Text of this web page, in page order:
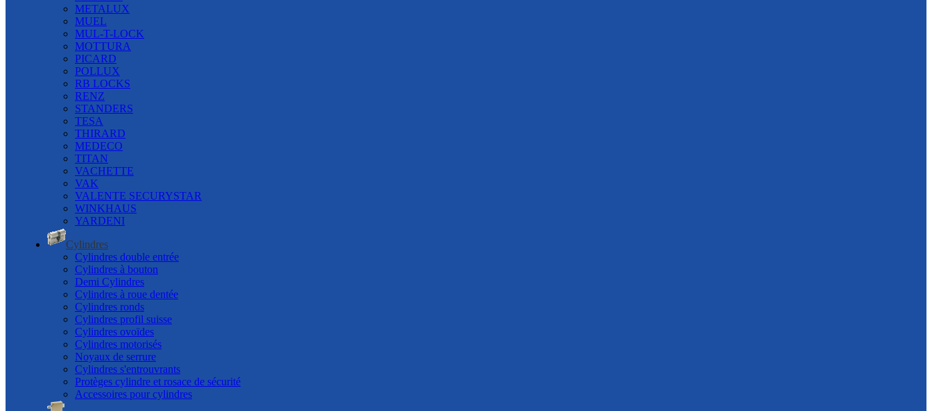
METALUX
MUEL
MUL-T-LOCK
MOTTURA
PICARD
POLLUX
RB LOCKS
RENZ
STANDERS
TESA
THIRARD
MEDECO
TITAN
VACHETTE
VAK
VALENTE SECURYSTAR
WINKHAUS
YARDENI
Cylindres
Cylindres double entrée
Cylindres à bouton
Demi Cylindres
Cylindres à roue dentée
Cylindres ronds
Cylindres profil suisse
Cylindres ovoïdes
Cylindres motorisés
Noyaux de serrure
Cylindres s'entrouvrants
Protèges cylindre et rosace de sécurité
Accessoires pour cylindres